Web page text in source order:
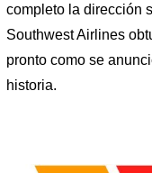
completo la dirección
Southwest Airlines
pronto como se
historia.